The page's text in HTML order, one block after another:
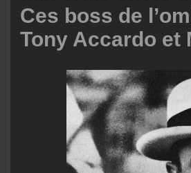
Ces boss de
Tony Accardo et